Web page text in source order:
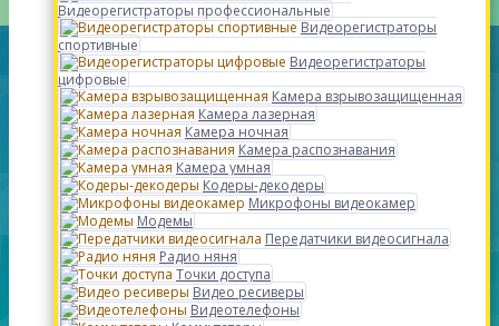
Видеорегистраторы профессиональные
Видеорегистраторы
спортивные
Видеорегистраторы
цифровые
Камера взрывозащищенная
Камера лазерная
Камера ночная
Камера распознавания
Камера умная
Кодеры-декодеры
Микрофоны видеокамер
Модемы
Передатчики видеосигнала
Радио няня
Точки доступа
Видео ресиверы
Видеотелефоны